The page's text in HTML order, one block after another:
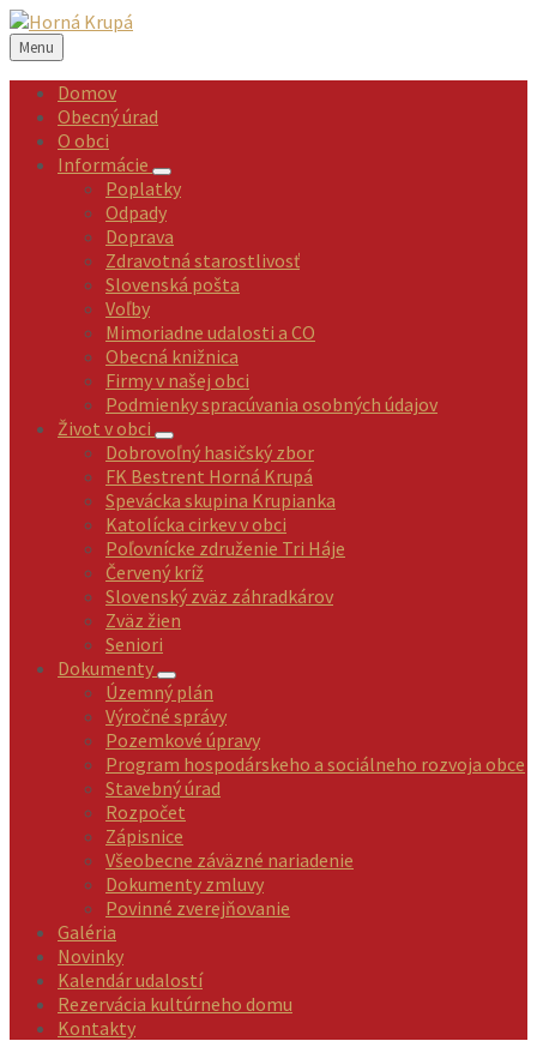
Preskočiť
na
obsah
Preskočiť
na
ľavý
panel
Preskočiť
na
pravý
panel
Preskočiť
na
pätičku
Menu
Domov
Obecný úrad
O obci
Informácie
Poplatky
Odpady
Doprava
Zdravotná starostlivosť
Slovenská pošta
Voľby
Mimoriadne udalosti a CO
Obecná knižnica
Firmy v našej obci
Podmienky spracúvania osobných údajov
Život v obci
Dobrovoľný hasičský zbor
FK Bestrent Horná Krupá
Spevácka skupina Krupianka
Katolícka cirkev v obci
Poľovnícke združenie Tri Háje
Červený kríž
Slovenský zväz záhradkárov
Zväz žien
Seniori
Dokumenty
Územný plán
Výročné správy
Pozemkové úpravy
Program hospodárskeho a sociálneho rozvoja obce
Stavebný úrad
Rozpočet
Zápisnice
Všeobecne záväzné nariadenie
Dokumenty zmluvy
Povinné zverejňovanie
Galéria
Novinky
Kalendár udalostí
Rezervácia kultúrneho domu
Kontakty